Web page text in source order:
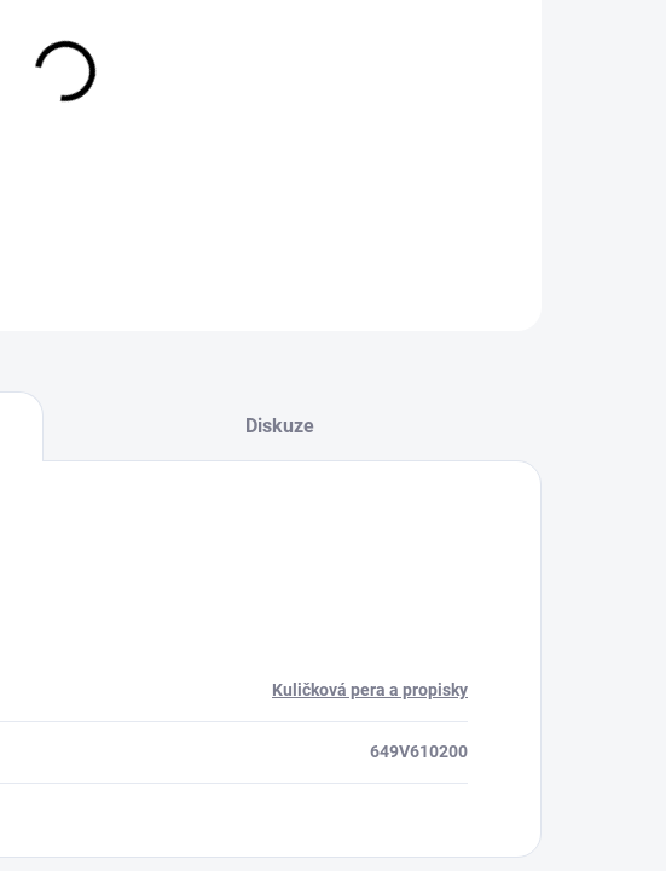
Dřevěné barevné tužky v papírové krabičce
Diskuze
Kuličková pera a propisky
649V610200